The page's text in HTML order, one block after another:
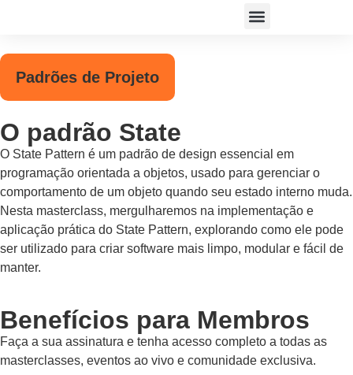
Padrões de Projeto
O padrão State
O State Pattern é um padrão de design essencial em
programação orientada a objetos, usado para gerenciar o
comportamento de um objeto quando seu estado interno muda.
Nesta masterclass, mergulharemos na implementação e
aplicação prática do State Pattern, explorando como ele pode
ser utilizado para criar software mais limpo, modular e fácil de
manter.
Benefícios para Membros
Faça a sua assinatura e tenha acesso completo a todas as
masterclasses, eventos ao vivo e comunidade exclusiva.